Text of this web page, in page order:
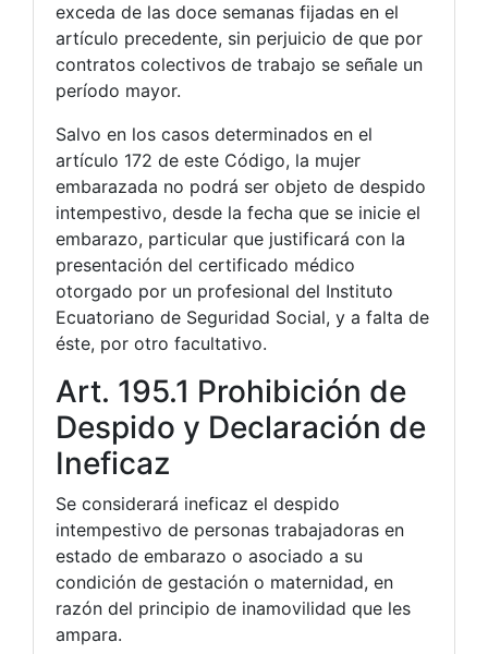
exceda de las doce semanas fijadas en el
artículo precedente, sin perjuicio de que por
contratos colectivos de trabajo se señale un
período mayor.
Salvo en los casos determinados en el
artículo 172 de este Código, la mujer
embarazada no podrá ser objeto de despido
intempestivo, desde la fecha que se inicie el
embarazo, particular que justificará con la
presentación del certificado médico
otorgado por un profesional del Instituto
Ecuatoriano de Seguridad Social, y a falta de
éste, por otro facultativo.
Art. 195.1 Prohibición de
Despido y Declaración de
Ineficaz
Se considerará ineficaz el despido
intempestivo de personas trabajadoras en
estado de embarazo o asociado a su
condición de gestación o maternidad, en
razón del principio de inamovilidad que les
ampara.